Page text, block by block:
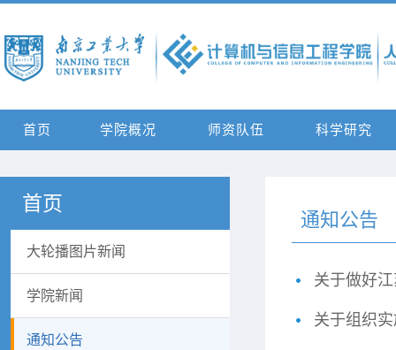
首页 学院概况 师资队伍 科学研究
首页
大轮播图片新闻
学院新闻
通知公告
通知公告
关于做好
关于组织